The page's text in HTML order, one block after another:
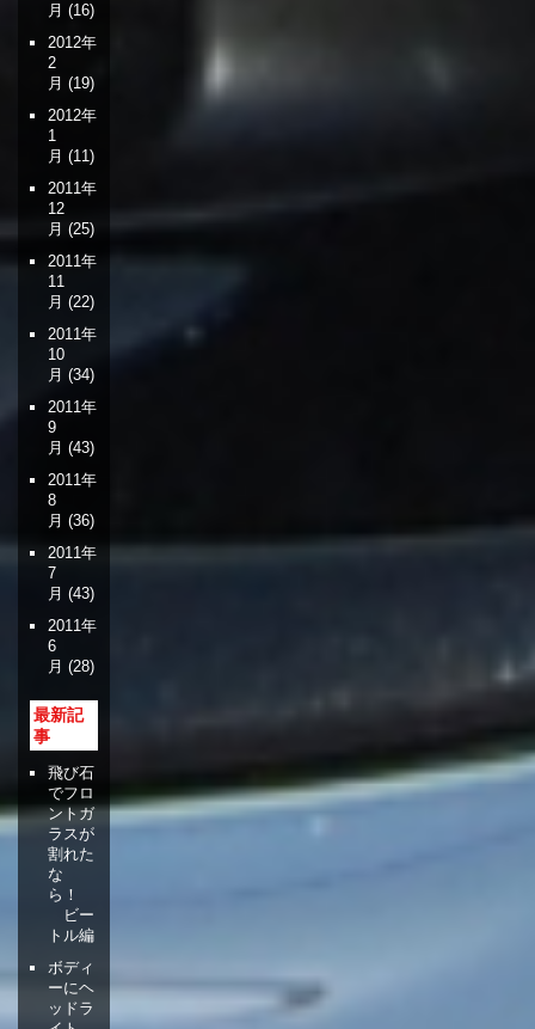
月 (16)
2012年
2
月 (19)
2012年
1
月 (11)
2011年
12
月 (25)
2011年
11
月 (22)
2011年
10
月 (34)
2011年
9
月 (43)
2011年
8
月 (36)
2011年
7
月 (43)
2011年
6
月 (28)
最新記
事
飛び石
でフロ
ントガ
ラスが
割れた
な
ら！
ビー
トル編
ボディ
ーにヘ
ッドラ